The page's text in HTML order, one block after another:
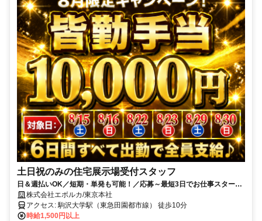
土日祝のみの住宅展示場受付スタッフ
日＆週払いOK／短期・単発も可能！／応募～最短3日でお仕事スタート
♪／履歴書不要＆WEB面接のみ！
株式会社エボルカ/東京本社
アクセス: 駒沢大学駅（東急田園都市線） 徒歩10分
時給1,500円以上